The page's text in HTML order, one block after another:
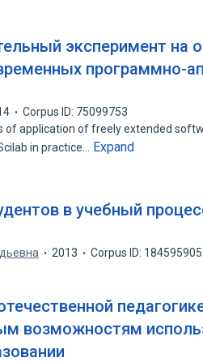
эксперимент на
программно-
Corpus ID: 75099753
of application of freely extended
in practice…
Expand
в учебный
2013 Corpus ID: 184595905
возможностям